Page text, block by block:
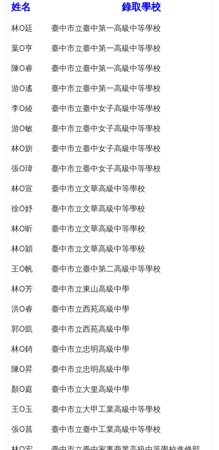
民。
WAGOR
TODAY
THE
TOMORROW
YOU
ON
PATH
GLOBAL
CITIZENSHIP
e
e
姓名 錄取學校
林O廷 臺中市立臺中第一高級中等學校
葉O亨 臺中市立臺中第一高級中等學校
陳O睿 臺中市立臺中第一高級中等學校
游O遙 臺中市立臺中第一高級中等學校
李O綾 臺中市立臺中女子高級中等學校
游O敏 臺中市立臺中女子高級中等學校
林O旂 臺中市立臺中女子高級中等學校
張O瑋 臺中市立臺中女子高級中等學校
林O宣 臺中市立文華高級中等學校
徐O妤 臺中市立文華高級中等學校
林O昕 臺中市立文華高級中等學校
林O穎 臺中市立文華高級中等學校
王O帆 臺中市立臺中第二高級中等學校
林O芳 臺中市立東山高級中學
洪O睿 臺中市立西苑高級中學
郭O凱 臺中市立西苑高級中學
林O錡 臺中市立忠明高級中學
陳O昇 臺中市立忠明高級中學
顏O庭 臺中市立大里高級中學
王O玉 臺中市立大甲工業高級中等學校
張O菖 臺中市立臺中工業高級中等學校